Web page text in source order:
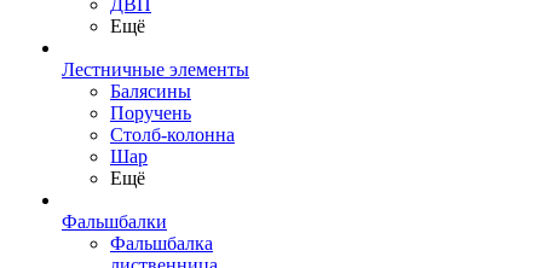
ДВП
Ещё
Лестничные элементы
Балясины
Поручень
Столб-колонна
Шар
Ещё
Фальшбалки
Фальшбалка